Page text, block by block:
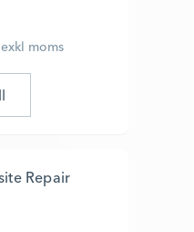
exkl moms